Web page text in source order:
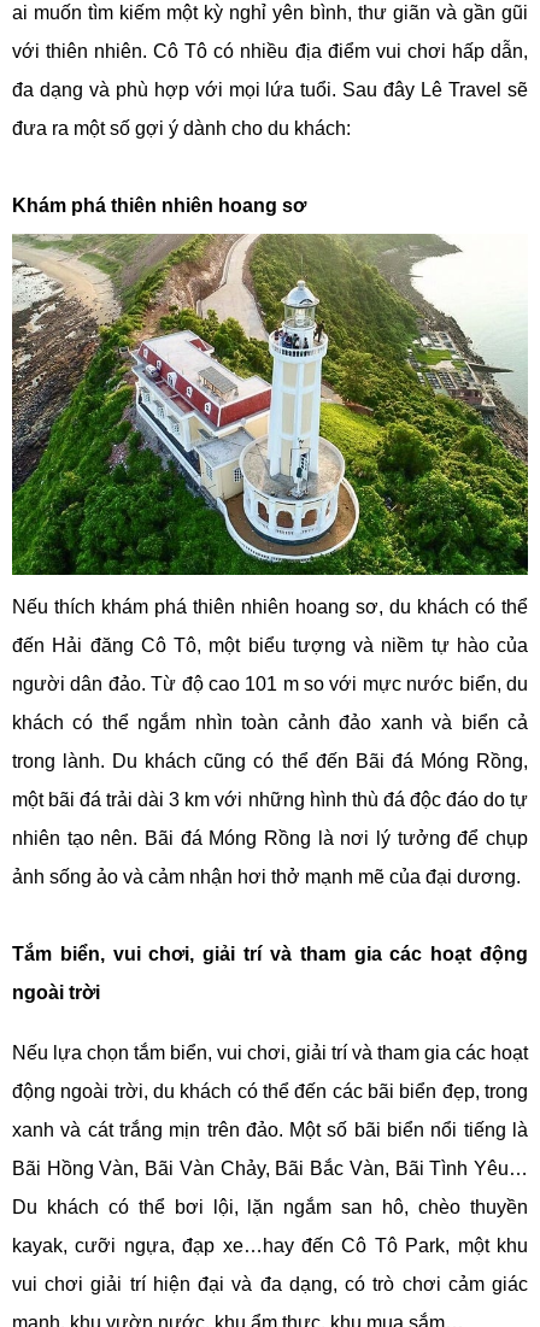
ai muốn tìm kiếm một kỳ nghỉ yên bình, thư giãn và gần gũi
với thiên nhiên. Cô Tô có nhiều địa điểm vui chơi hấp dẫn,
đa dạng và phù hợp với mọi lứa tuổi. Sau đây Lê Travel sẽ
đưa ra một số gợi ý dành cho du khách:
Khám phá thiên nhiên hoang sơ
Nếu thích khám phá thiên nhiên hoang sơ, du khách có thể
đến Hải đăng Cô Tô, một biểu tượng và niềm tự hào của
người dân đảo. Từ độ cao 101 m so với mực nước biển, du
khách có thể ngắm nhìn toàn cảnh đảo xanh và biển cả
trong lành. Du khách cũng có thể đến Bãi đá Móng Rồng,
một bãi đá trải dài 3 km với những hình thù đá độc đáo do tự
nhiên tạo nên. Bãi đá Móng Rồng là nơi lý tưởng để chụp
ảnh sống ảo và cảm nhận hơi thở mạnh mẽ của đại dương.
Tắm biển, vui chơi, giải trí và tham gia các hoạt động
ngoài trời
Nếu lựa chọn tắm biển, vui chơi, giải trí và tham gia các hoạt
động ngoài trời, du khách có thể đến các bãi biển đẹp, trong
xanh và cát trắng mịn trên đảo. Một số bãi biển nổi tiếng là
Bãi Hồng Vàn, Bãi Vàn Chảy, Bãi Bắc Vàn, Bãi Tình Yêu…
Du khách có thể bơi lội, lặn ngắm san hô, chèo thuyền
kayak, cưỡi ngựa, đạp xe…hay đến Cô Tô Park, một khu
vui chơi giải trí hiện đại và đa dạng, có trò chơi cảm giác
mạnh, khu vườn nước, khu ẩm thực, khu mua sắm…